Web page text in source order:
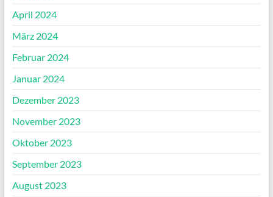
April 2024
März 2024
Februar 2024
Januar 2024
Dezember 2023
November 2023
Oktober 2023
September 2023
August 2023